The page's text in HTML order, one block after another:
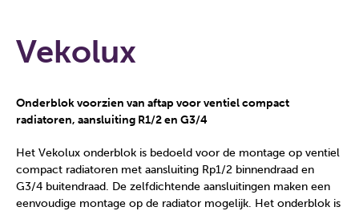
Vekolux
Onderblok voorzien van aftap voor ventiel compact
radiatoren, aansluiting R1/2 en G3/4
Het Vekolux onderblok is bedoeld voor de montage op ventiel
compact radiatoren met aansluiting Rp1/2 binnendraad en
G3/4 buitendraad. De zelfdichtende aansluitingen maken een
eenvoudige montage op de radiator mogelijk. Het onderblok is